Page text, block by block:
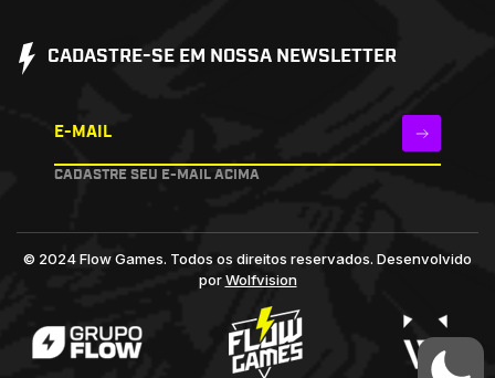
CADASTRE-SE EM NOSSA NEWSLETTER
E-MAIL
CADASTRE SEU E-MAIL ACIMA
© 2024 Flow Games. Todos os direitos reservados. Desenvolvido
porWolfvision